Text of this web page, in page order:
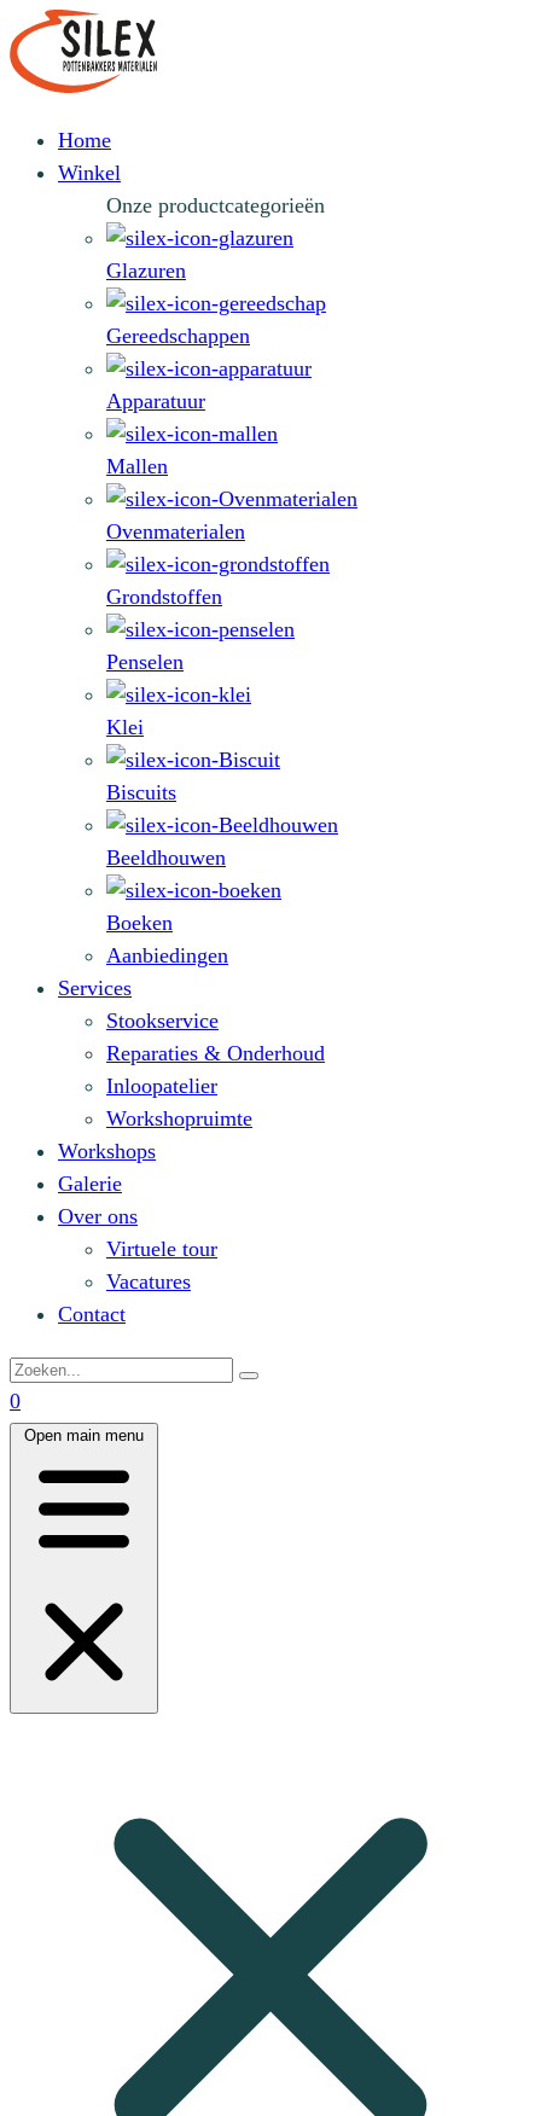
Home
Winkel
Onze productcategorieën
Glazuren
Gereedschappen
Apparatuur
Mallen
Ovenmaterialen
Grondstoffen
Penselen
Klei
Biscuits
Beeldhouwen
Boeken
Aanbiedingen
Services
Stookservice
Reparaties & Onderhoud
Inloopatelier
Workshopruimte
Workshops
Galerie
Over ons
Virtuele tour
Vacatures
Contact
0
Open main menu